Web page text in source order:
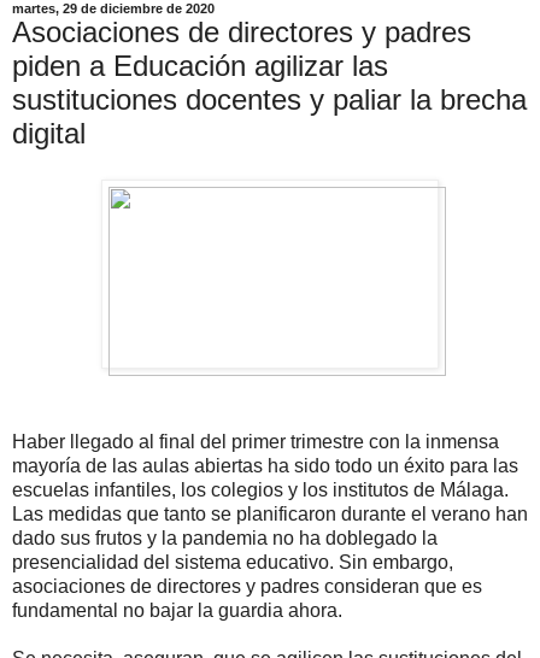
martes, 29 de diciembre de 2020
Asociaciones de directores y padres
piden a Educación agilizar las
sustituciones docentes y paliar la brecha
digital
Haber llegado al final del primer trimestre con la inmensa
mayoría de las aulas abiertas ha sido todo un éxito para las
escuelas infantiles, los colegios y los institutos de Málaga.
Las medidas que tanto se planificaron durante el verano han
dado sus frutos y la pandemia no ha doblegado la
presencialidad del sistema educativo. Sin embargo,
asociaciones de directores y padres consideran que es
fundamental no bajar la guardia ahora.